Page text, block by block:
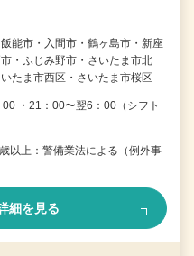
能市・入間市・鶴ヶ島市・新座
・ふじみ野市・さいたま市北
たま市西区・さいたま市桜区
・21：00〜翌6：00（シフト
以上：警備業法による（例外事
細を見る